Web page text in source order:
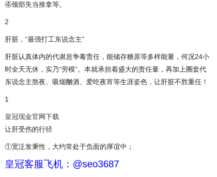
④颈部失当推拿等。
2
肝脏，“最强打工东说念主”
肝脏认真体内的代谢息争毒责任，能储存糖原等多样能量，何况24小
时全天无休，实乃“劳模”。本就承担着盛大的责任量，再加上圈套代
东说念主熬夜、吸烟酗酒、爱吃夜宵等生涯姿色，让肝脏不胜重任！
1
皇冠现金官网下载
让肝受伤的行径
①宽泛发秉性，大约常处于负面的厚谊中；
皇冠客服飞机：@seo3687